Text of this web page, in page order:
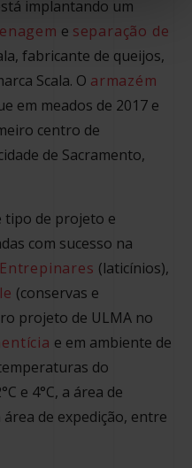
implantando um
e separação de
fabricante de queijos,
Scala. O armazém
em meados de 2017 e
centro de
de Sacramento,
tipo de projeto e
com sucesso na
Entrepinares (laticínios),
(conservas e
projeto de ULMA no
e em ambiente de
do
e 4°C, a área de
área de expedição, entre